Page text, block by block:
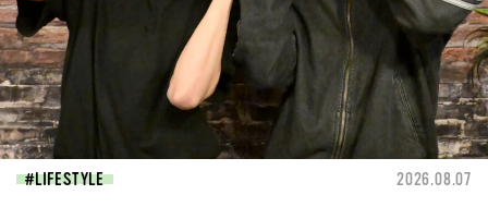
LIFESTYLE 2026.08.07